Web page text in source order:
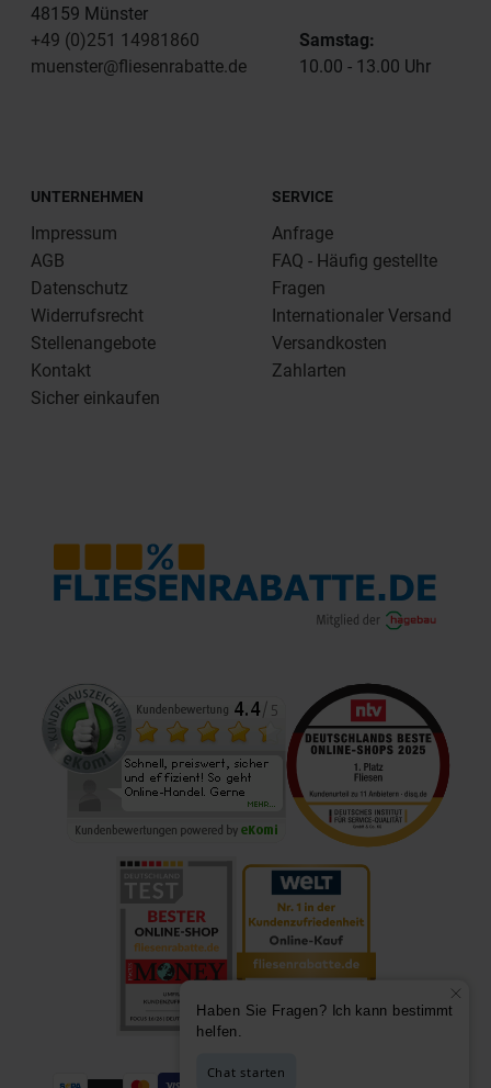
48159 Münster
+49 (0)251 14981860
muenster@fliesenrabatte.de
Samstag:
10.00 - 13.00 Uhr
UNTERNEHMEN
Impressum
AGB
Datenschutz
Widerrufsrecht
Stellenangebote
Kontakt
Sicher einkaufen
SERVICE
Anfrage
FAQ - Häufig gestellte
Fragen
Internationaler Versand
Versandkosten
Zahlarten